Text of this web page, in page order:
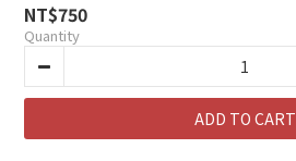
NT$750
Quantity
ADD TO CART